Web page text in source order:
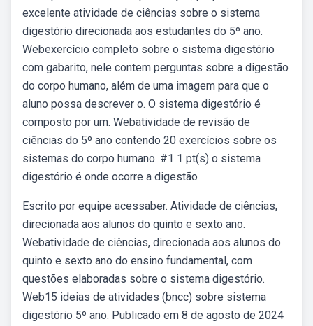
excelente atividade de ciências sobre o sistema
digestório direcionada aos estudantes do 5º ano.
Webexercício completo sobre o sistema digestório
com gabarito, nele contem perguntas sobre a digestão
do corpo humano, além de uma imagem para que o
aluno possa descrever o. O sistema digestório é
composto por um. Webatividade de revisão de
ciências do 5º ano contendo 20 exercícios sobre os
sistemas do corpo humano. #1 1 pt(s) o sistema
digestório é onde ocorre a digestão
Escrito por equipe acessaber. Atividade de ciências,
direcionada aos alunos do quinto e sexto ano.
Webatividade de ciências, direcionada aos alunos do
quinto e sexto ano do ensino fundamental, com
questões elaboradas sobre o sistema digestório.
Web15 ideias de atividades (bncc) sobre sistema
digestório 5º ano. Publicado em 8 de agosto de 2024